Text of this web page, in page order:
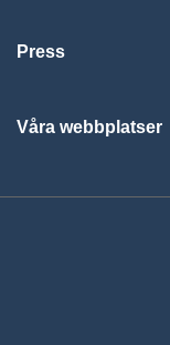
Press
Våra webbplatser